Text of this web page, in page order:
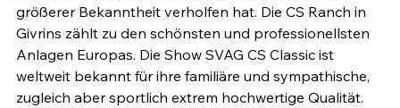
größerer Bekanntheit verholfen hat. Die CS Ranch in
Givrins zählt zu den schönsten und professionellsten
Anlagen Europas. Die Show SVAG CS Classic ist
weltweit bekannt für ihre familiäre und sympathische,
zugleich aber sportlich extrem hochwertige Qualität.